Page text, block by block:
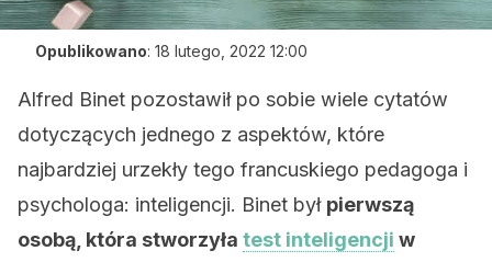
Opublikowano: 18 lutego, 2022 12:00
Alfred Binet pozostawił po sobie wiele cytatów
dotyczących jednego z aspektów, które
najbardziej urzekły tego francuskiego pedagoga i
psychologa: inteligencji. Binet był pierwszą
osobą, która stworzyła test inteligencji w